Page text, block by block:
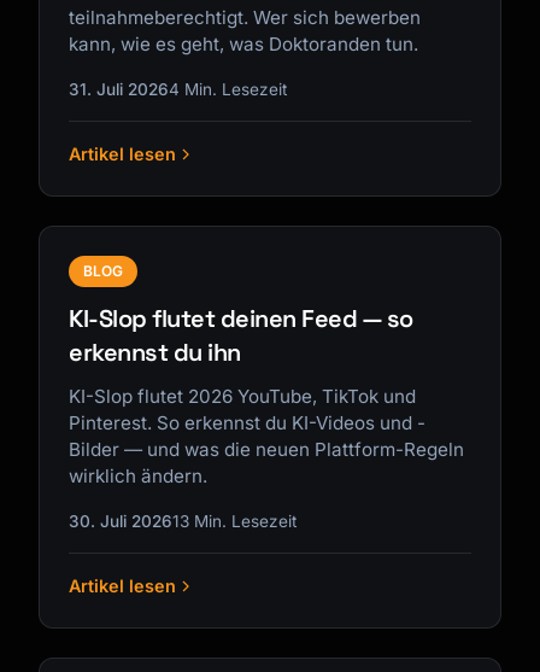
teilnahmeberechtigt. Wer sich bewerben
kann, wie es geht, was Doktoranden tun.
31. Juli 20264 Min. Lesezeit
Artikel lesen
BLOG
KI-Slop flutet deinen Feed — so
erkennst du ihn
KI-Slop flutet 2026 YouTube, TikTok und
Pinterest. So erkennst du KI-Videos und -
Bilder — und was die neuen Plattform-Regeln
wirklich ändern.
30. Juli 202613 Min. Lesezeit
Artikel lesen